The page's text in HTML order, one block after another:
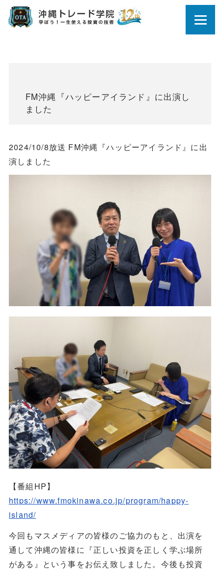
FM沖縄『ハッピーアイランド』に出演し
ました
2024/10/8放送 FM沖縄『ハッピーアイランド』に出
演しました
【番組HP】
https://www.fmokinawa.co.jp/program/happy-
island/
今回もマスメディアの皆様のご協力のもと、出演を
通して沖縄の皆様に『正しい投資を正しく学ぶ場所
がある』という事をお伝え致しました。今後も投資